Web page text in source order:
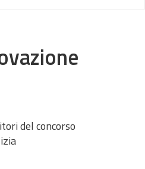
del concorso